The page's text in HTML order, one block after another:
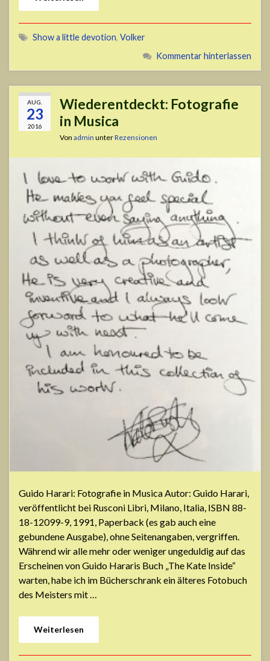
Show a little devotion, Volker
Kommentar hinterlassen
AUG.
23
2016
Wiederentdeckt: Fotografie
in Musica
Von admin unterRezensionen
Guido Harari: Fotografie in Musica Autor: Guido Harari,
veröffentlicht bei Rusconi Libri, Milano, Italia, ISBN 88-
18-12099-9, 1991, Paperback (es gab auch eine
gebundene Ausgabe), ohne Seitenangaben, vergriffen.
Während wir alle mehr oder weniger ungeduldig auf das
Erscheinen von Guido Hararis Buch „The Kate Inside“
warten, habe ich im Bücherschrank ein älteres Fotobuch
des Meisters mit …
Weiterlesen